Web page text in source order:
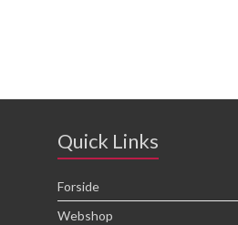
Quick Links
Forside
Webshop